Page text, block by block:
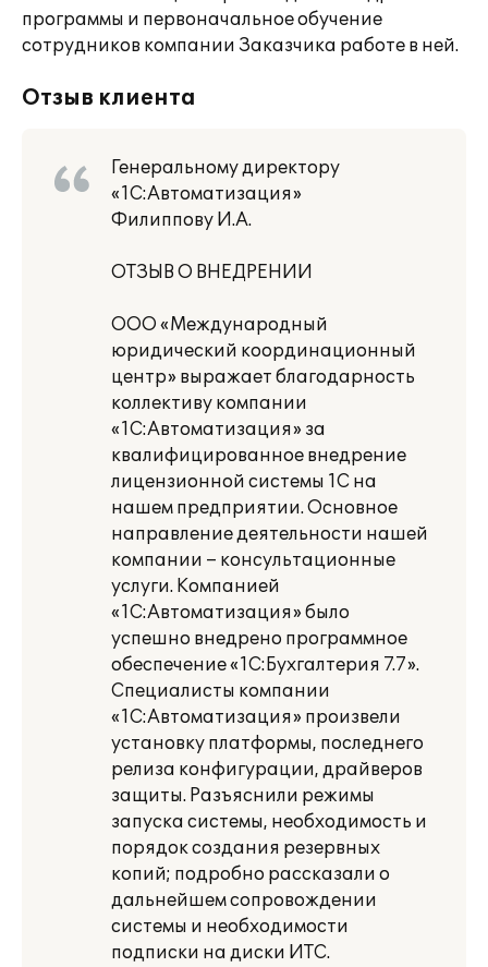
программы и первоначальное обучение
сотрудников компании Заказчика работе в ней.
Отзыв клиента
Генеральному директору
«1С:Автоматизация»
Филиппову И.А.
ОТЗЫВ О ВНЕДРЕНИИ
ООО «Международный
юридический координационный
центр» выражает благодарность
коллективу компании
«1С:Автоматизация» за
квалифицированное внедрение
лицензионной системы 1С на
нашем предприятии. Основное
направление деятельности нашей
компании – консультационные
услуги. Компанией
«1С:Автоматизация» было
успешно внедрено программное
обеспечение «1С:Бухгалтерия 7.7».
Специалисты компании
«1С:Автоматизация» произвели
установку платформы, последнего
релиза конфигурации, драйверов
защиты. Разъяснили режимы
запуска системы, необходимость и
порядок создания резервных
копий; подробно рассказали о
дальнейшем сопровождении
системы и необходимости
подписки на диски ИТС.